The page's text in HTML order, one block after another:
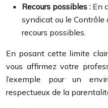
Recours possibles : En
syndicat ou le Contrôle
recours possibles.
En posant cette limite
vous affirmez votre
l’exemple pour un
respectueux de la